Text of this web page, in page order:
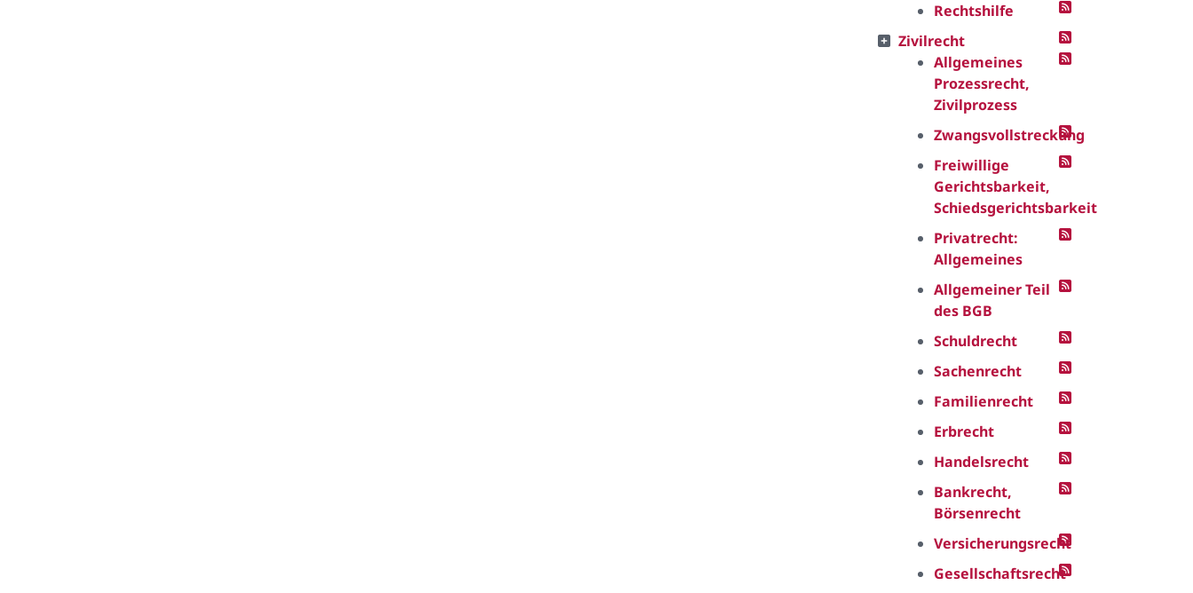
Rechtshilfe
Zivilrecht
Allgemeines
Prozessrecht,
Zivilprozess
Zwangsvollstreckung
Freiwillige
Gerichtsbarkeit,
Schiedsgerichtsbarkeit
Privatrecht:
Allgemeines
Allgemeiner Teil
des BGB
Schuldrecht
Sachenrecht
Familienrecht
Erbrecht
Handelsrecht
Bankrecht,
Börsenrecht
Versicherungsrecht
Gesellschaftsrecht